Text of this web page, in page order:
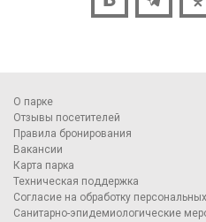
О парке
Отзывы посетителей
Правила бронирования
Вакансии
Карта парка
Техническая поддержка
Согласие на обработку
Санитарно-эпидемиологические